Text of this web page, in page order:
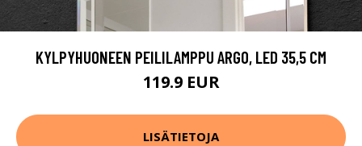
KYLPYHUONEEN PEILILAMPPU ARGO, LED 35,5 CM
119.9 EUR
LISÄTIETOJA